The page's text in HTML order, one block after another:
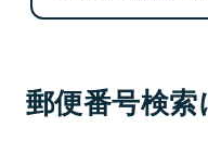
郵便番号検